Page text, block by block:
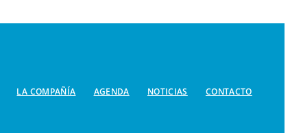
LA COMPAÑÍA AGENDA NOTICIAS CONTACTO